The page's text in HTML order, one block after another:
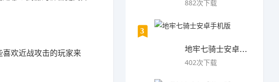
欢近战攻击的玩家来
882次下载
3
地牢七骑士安卓手机版
402次下载